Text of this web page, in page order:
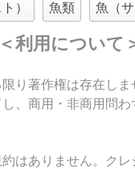
） 魚類 魚（サ
＜利用について
限り著作権は存在し
、商用・非商用問
約はありません。ク